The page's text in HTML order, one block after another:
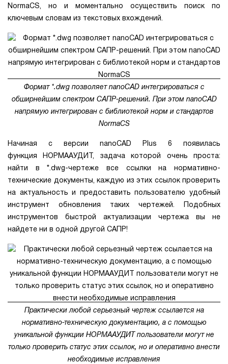
NormaCS, но и моментально осуществить поиск по
ключевым словам из текстовых вхождений.
Формат *.dwg позволяет nanoCAD интегрироваться с
обширнейшим спектром САПР-решений. При этом nanoCAD
напрямую интегрирован с библиотекой норм и стандартов
NormaCS
Начиная с версии nanoCAD Plus 6 появилась
функция НОРМААУДИТ, задача которой очень проста:
найти в *.dwg-чертеже все ссылки на нормативно-
технические документы, каждую из этих ссылок проверить
на актуальность и предоставить пользователю удобный
инструмент обновления таких чертежей. Подобных
инструментов быстрой актуализации чертежа вы не
найдете ни в одной другой САПР!
Практически любой серьезный чертеж ссылается на
нормативно-техническую документацию, а с помощью
уникальной функции НОРМААУДИТ пользователи могут не
только проверить статус этих ссылок, но и оперативно внести
необходимые исправления